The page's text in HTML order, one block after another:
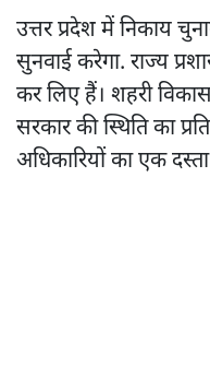
उत्तर प्रदेश में निकाय
सुनवाई करेगा. राज्य
कर लिए हैं। शहरी
सरकार की स्थिति का
अधिकारियों का एक